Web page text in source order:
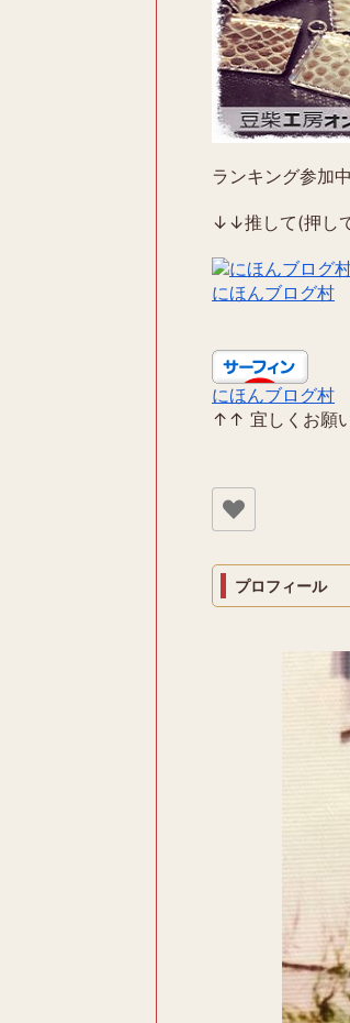
ランキング参加
↓↓推して(押し
にほんブログ村
にほんブログ村
↑↑ 宜しくお願
プロフィール